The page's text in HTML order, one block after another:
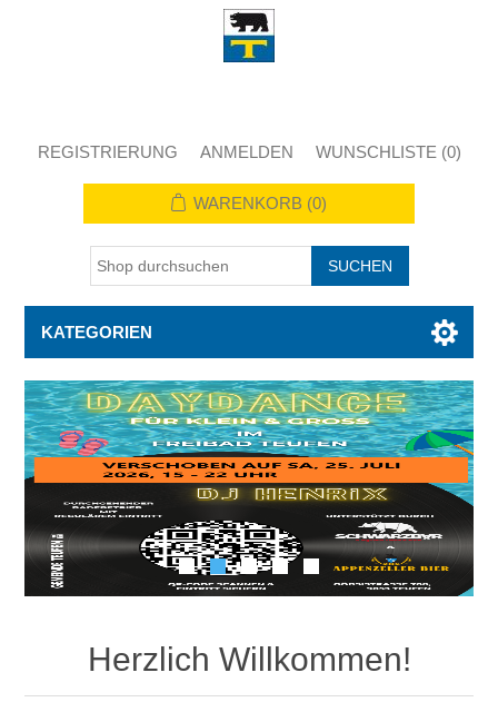
REGISTRIERUNG ANMELDEN WUNSCHLISTE (0)
WARENKORB (0)
KATEGORIEN
Herzlich Willkommen!